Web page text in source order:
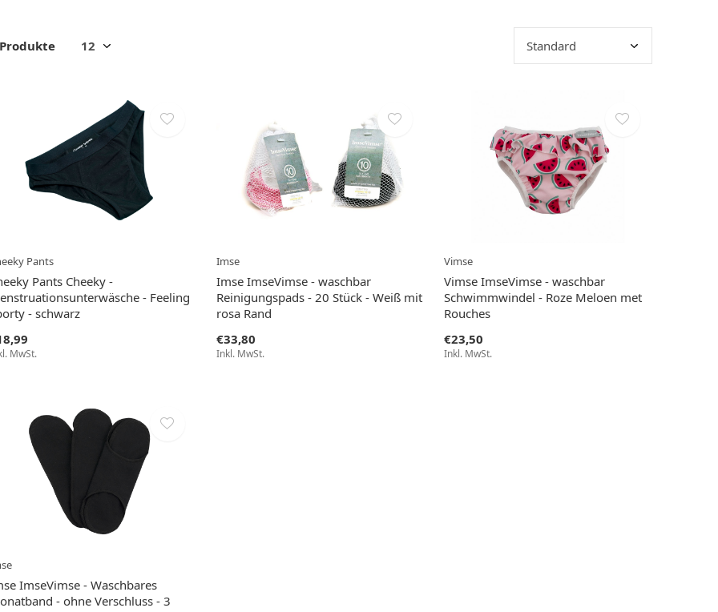
Pants
Pants Cheeky -
- Feeling
- schwarz
MwSt.
Imse
Imse ImseVimse - waschbar
Reinigungspads - 20 Stück - Weiß mit
rosa Rand
€33,80
Inkl. MwSt.
Vimse
Vimse ImseVimse - waschbar
Schwimmwindel - Roze Meloen met
Rouches
€23,50
Inkl. MwSt.
ImseVimse - Waschbares
- ohne Verschluss - 3